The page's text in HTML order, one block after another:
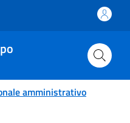
amministrativo